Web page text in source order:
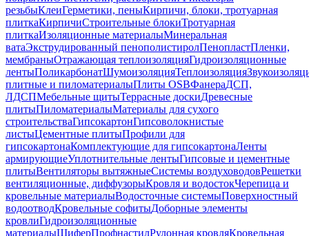
резьбыКлеиГерметики, пеныКирпичи, блоки, тротуарная
плиткаКирпичиСтроительные блокиТротуарная
плиткаИзоляционные материалыМинеральная
ватаЭкструдированный пенополистиролПенопластПленки,
мембраныОтражающая теплоизоляцияГидроизоляционные
лентыПоликарбонатШумоизоляцияТеплоизоляция
плитные и пиломатериалыПлиты OSBФанераДСП,
ЛДСПМебельные щитыТеррасные доскиДревесные
плитыПиломатериалыМатериалы для сухого
строительстваГипсокартонГипсоволокнистые
листыЦементные плитыПрофили для
гипсокартонаКомплектующие для гипсокартонаЛенты
армирующиеУплотнительные лентыГипсовые и цементные
плитыВентиляторы вытяжныеСистемы воздуховодовРешетки
вентиляционные, диффузорыКровля и водостокЧерепица и
кровельные материалыВодосточные системыПоверхностный
водоотводКровельные софитыДоборные элементы
кровлиГидроизоляционные
материалыШиферПрофнастилРулонная кровляКровельная